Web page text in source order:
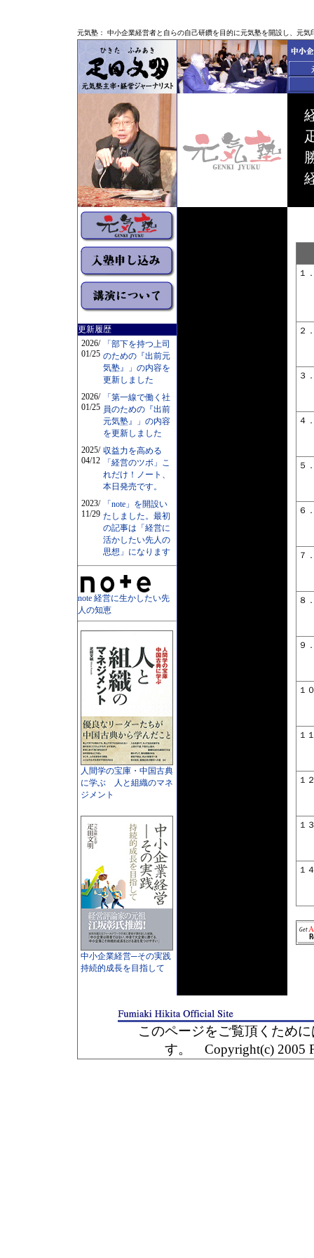
元気塾： 中小企業経営者と自らの自己研鑽を目的に元気塾を開設し、元
更新履歴
2026/
01/25
「部下を持つ上司
のための『出前元
気塾』」の内容を
更新しました
2026/
01/25
「第一線で働く社
員のための『出前
元気塾』」の内容
を更新しました
2025/
04/12
収益力を高める
「経営のツボ」こ
れだけ！ノート、
本日発売です。
2023/
11/29
「note」を開設い
たしました。最初
の記事は「経営に
活かしたい先人の
思想」になります
note 経営に生かしたい先
人の知恵
人間学の宝庫・中国古典
に学ぶ 人と組織のマネ
ジメント
中小企業経営─その実践
持続的成長を目指して
１
２
３
４
５
６
７
８
９
１
１
１
１
１
このページをご覧頂くために
す。 Copyright(c) 2005